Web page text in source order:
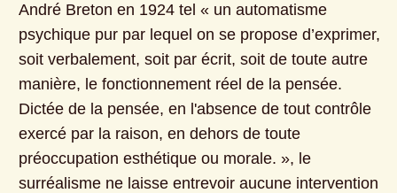
André Breton en 1924 tel « un automatisme
psychique pur par lequel on se propose d’exprimer,
soit verbalement, soit par écrit, soit de toute autre
manière, le fonctionnement réel de la pensée.
Dictée de la pensée, en l'absence de tout contrôle
exercé par la raison, en dehors de toute
préoccupation esthétique ou morale. », le
surréalisme ne laisse entrevoir aucune intervention